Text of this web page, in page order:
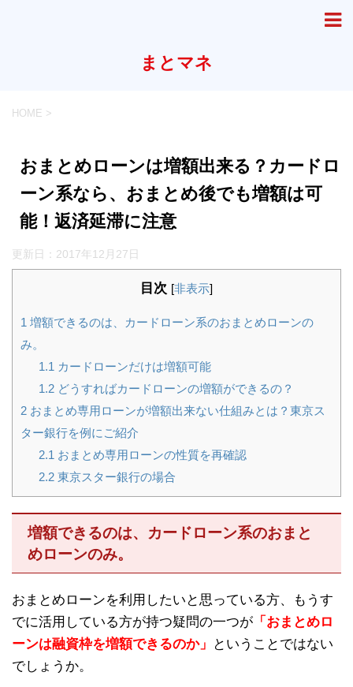
まとマネ
HOME >
おまとめローンは増額出来る？カードロ
ーン系なら、おまとめ後でも増額は可
能！返済延滞に注意
更新日： 2017年12月27日
目次 [非表示]
1 増額できるのは、カードローン系のおまとめローンの
み。
1.1 カードローンだけは増額可能
1.2どうすればカードローンの増額ができるの？
2 おまとめ専用ローンが増額出来ない仕組みとは？東京ス
ター銀行を例にご紹介
2.1 おまとめ専用ローンの性質を再確認
2.2東京スター銀行の場合
増額できるのは、カードローン系のおまと
めローンのみ。
おまとめローンを利用したいと思っている方、もうす
でに活用している方が持つ疑問の一つが 「おまとめロ
ーンは融資枠を増額できるのか」
ということではない
でしょうか。